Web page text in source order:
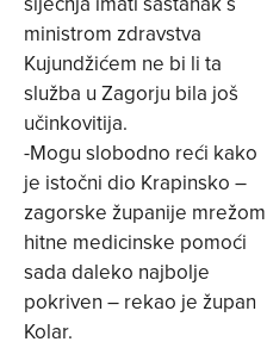
ministrom zdravstva
Kujundžićem ne bi li ta
služba u Zagorju bila još
učinkovitija.
-Mogu slobodno reći kako
je istočni dio Krapinsko –
zagorske županije mrežom
hitne medicinske pomoći
sada daleko najbolje
pokriven – rekao je župan
Kolar.